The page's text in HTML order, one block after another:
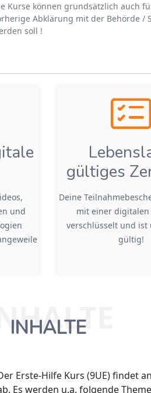
Kurse können grundsätzlich auch
Abklärung mit der Behörde /
soll !
und
gültiges
Deine
mit einer
verschlüsselt und ist
gültig!
INHALTE
INHALTE
Erste-Hilfe Kurs (9UE) findet
Es werden u.a. folgende